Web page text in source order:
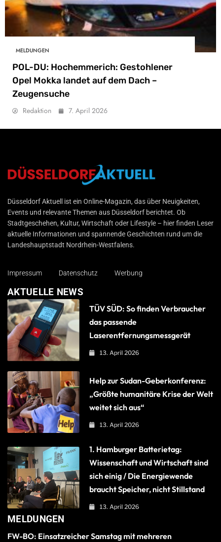
MELDUNGEN
POL-DU: Hochemmerich: Gestohlener
Opel Mokka landet auf dem Dach –
Zeugensuche
Redaktion 7. April 2026
Düsseldorf Aktuell
Düsseldorf Aktuell ist ein Online-Magazin, das über Neuigkeiten,
Events und relevante Themen aus Düsseldorf berichtet. Ob
Stadtgeschehen, Kultur, Wirtschaft oder Lifestyle – hier finden Leser
aktuelle Informationen und spannende Geschichten rund um die
Landeshauptstadt Nordrhein-Westfalens.
Impressum Datenschutz Werbung
AKTUELLE NEWS
TÜV SÜD: So finden Verbraucher
das passende
Laserentfernungsmessgerät
13. April 2026
Help zur Sudan-Geberkonferenz:
„Größte humanitäre Krise der Welt
weitet sich aus“
13. April 2026
1. Hamburger Batterietag:
Wissenschaft und Wirtschaft sind
sich einig / Die Energiewende
braucht Speicher, nicht Stillstand
13. April 2026
MELDUNGEN
FW-BO: Einsatzreicher Samstag mit mehreren